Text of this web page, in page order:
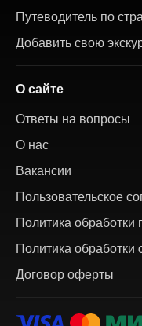
Путеводитель по
Добавить свою
О сайте
Ответы на вопросы
О нас
Вакансии
Пользовательское
Политика
Политика обработки
Договор оферты